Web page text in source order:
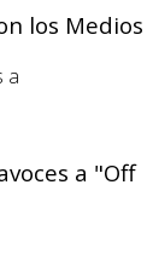
los Medios
a "Off